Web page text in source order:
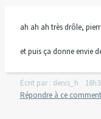
ah ah ah très drôle,
et puis ça donne envie
Écrit par : denis_h
Répondre à ce